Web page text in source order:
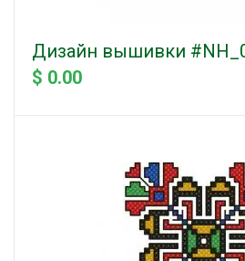
Дизайн вышивки
$ 0.00